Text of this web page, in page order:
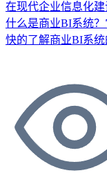
在现代企业信息化
什么是商业BI系统
快的了解商业BI系